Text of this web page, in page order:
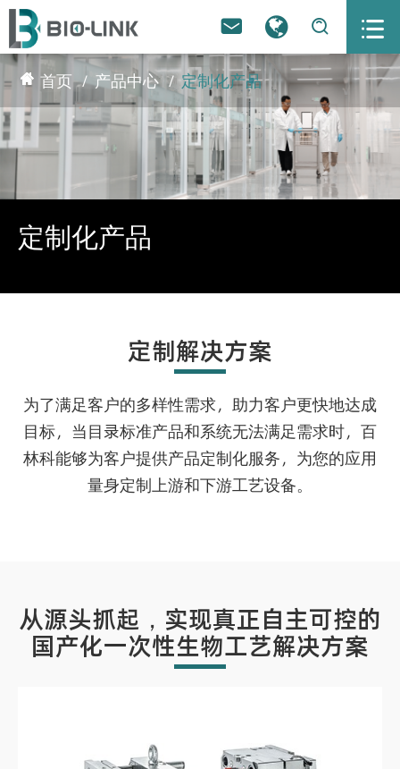
  
首页 产品中心 定制化产品
定制化产品
定制解决方案
为了满足客户的多样性需求，助力客户更快地达成
目标，当目录标准产品和系统无法满足需求时，百
林科能够为客户提供产品定制化服务，为您的应用
量身定制上游和下游工艺设备。
从源头抓起，实现真正自主可控的
国产化一次性生物工艺解决方案